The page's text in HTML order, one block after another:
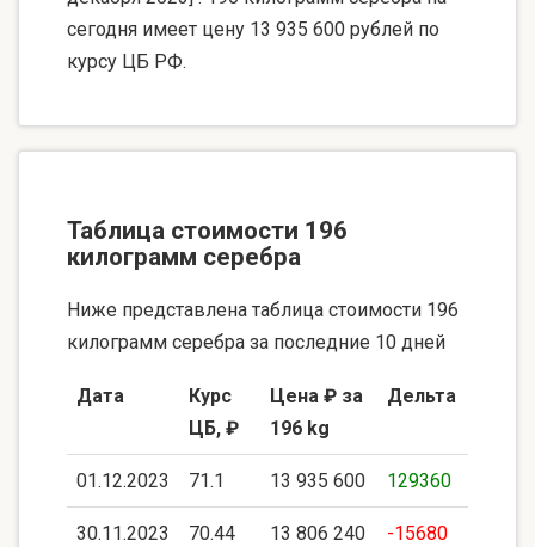
сегодня имеет цену 13 935 600 рублей по
курсу ЦБ РФ.
Таблица стоимости 196
килограмм серебра
Ниже представлена таблица стоимости 196
килограмм серебра за последние 10 дней
Дата
Курс
ЦБ, ₽
Цена ₽ за
196 kg
Дельта
01.12.2023 71.1 13 935 600 129360
30.11.2023 70.44 13 806 240 -15680